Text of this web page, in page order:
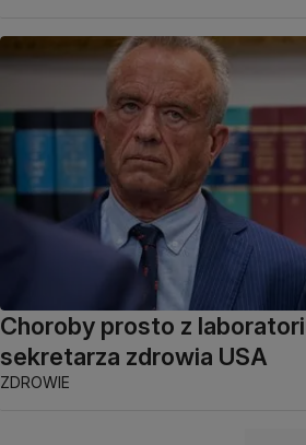
Choroby prosto z
sekretarza zdrowia USA
ZDROWIE